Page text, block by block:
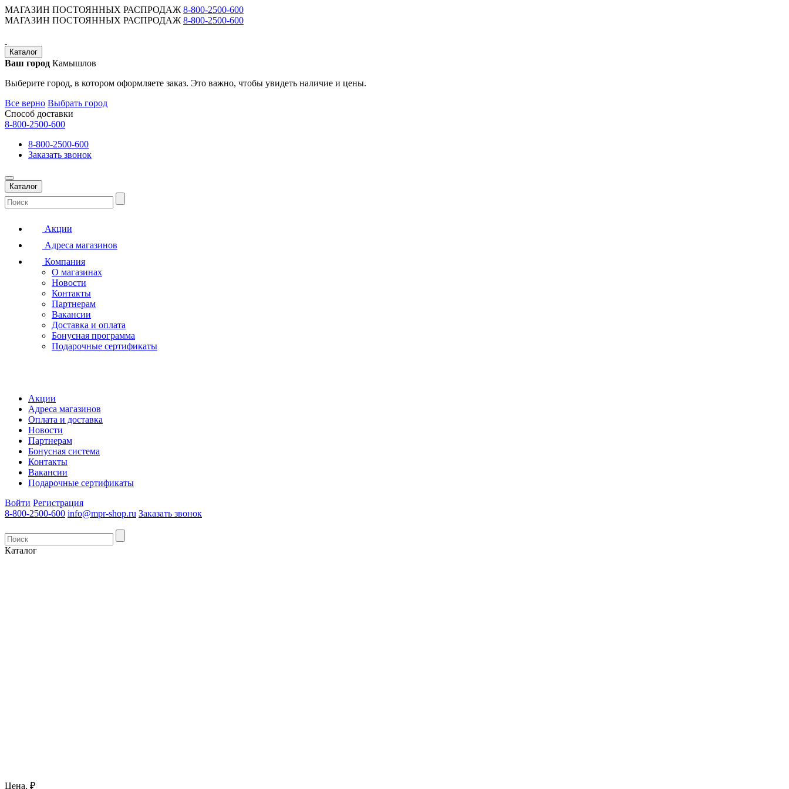
МАГАЗИН ПОСТОЯННЫХ РАСПРОДАЖ 8-800-2500-600
МАГАЗИН ПОСТОЯННЫХ РАСПРОДАЖ 8-800-2500-600
Каталог
Ваш город Камышлов
Выберите город, в котором оформляете заказ. Это важно, чтобы увидеть наличие и цены.
Все верно Выбрать город
Способ доставки
8-800-2500-600
8-800-2500-600
Заказать звонок
Каталог
Акции
Адреса магазинов
Компания
О магазинах
Новости
Контакты
Партнерам
Вакансии
Доставка и оплата
Бонусная программа
Подарочные сертификаты
Акции
Адреса магазинов
Оплата и доставка
Новости
Партнерам
Бонусная система
Контакты
Вакансии
Подарочные сертификаты
Войти Регистрация
8-800-2500-600 info@mpr-shop.ru Заказать звонок
Каталог
Цена, ₽